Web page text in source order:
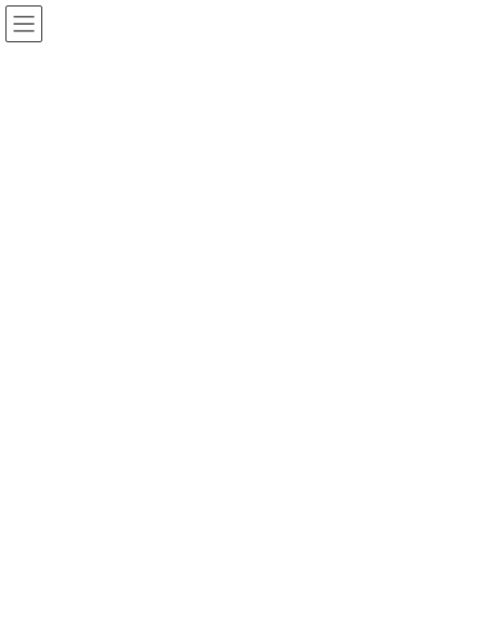
コ
ン
ナ
ビ